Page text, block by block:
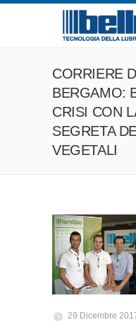
CORRIERE
BERGAMO:
CRISI CON
SEGRETA
VEGETALI
29 Dicembre